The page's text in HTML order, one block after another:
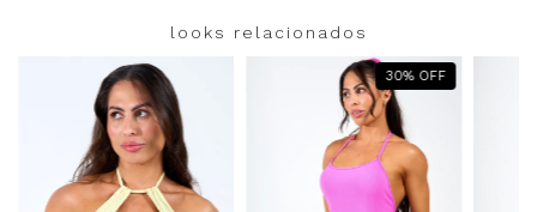
looks relacionados
30% OFF